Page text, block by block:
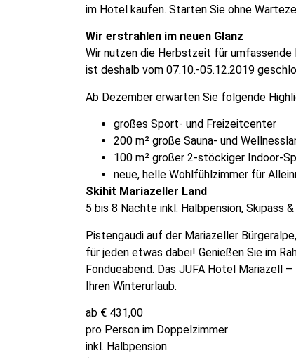
im Hotel kaufen. Starten Sie ohne
Wir erstrahlen im neuen Glanz
Wir nutzen die Herbstzeit für umfassende
ist deshalb vom 07.10.-05.12.2019
Ab Dezember erwarten Sie folgende
großes Sport- und Freizeitcenter
200 m² große Sauna- und
100 m² großer 2-stöckiger Indoor-
neue, helle Wohlfühlzimmer für
Skihit Mariazeller Land
5 bis 8 Nächte inkl. Halbpension, Skipass
Pistengaudi auf der Mariazeller
für jeden etwas dabei! Genießen Sie im
Fondueabend. Das JUFA Hotel Mariazell
Ihren Winterurlaub.
ab € 431,00
pro Person im Doppelzimmer
inkl. Halbpension